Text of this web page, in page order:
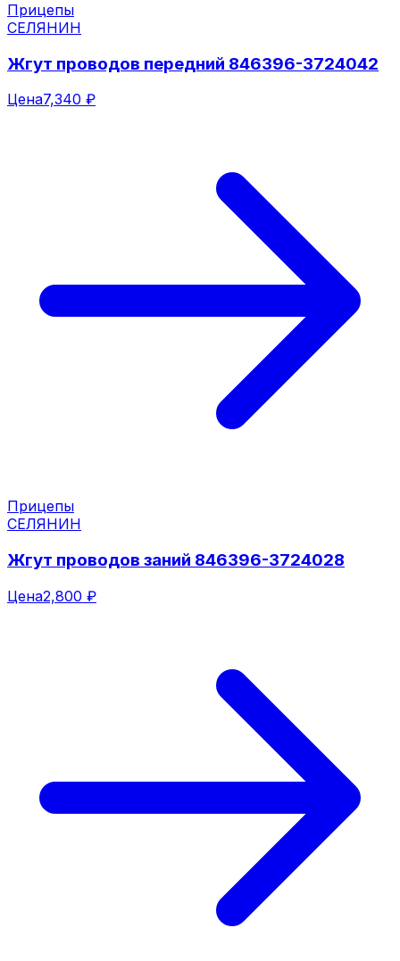
Прицепы
СЕЛЯНИН
Жгут проводов передний 846396-3724042
Цена7,340 ₽
Прицепы
СЕЛЯНИН
Жгут проводов заний 846396-3724028
Цена2,800 ₽